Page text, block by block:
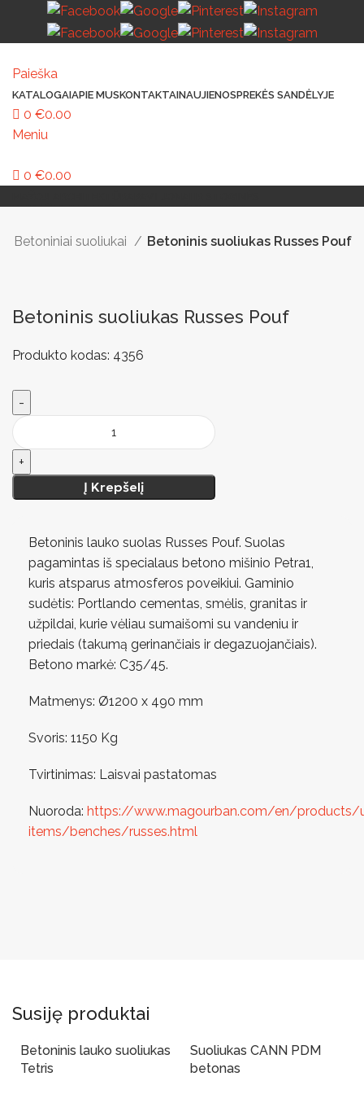
Paieška
KATALOGAIAPIE MUSKONTAKTAINAUJIENOSPREKĖS SANDĖLYJE
0 €0.00
Meniu
0 €0.00
VAIKŲ ŽAIDIMO AIKŠTELĖSLAUKO ŠVIESTUVAI
Betoniniai suoliukai Betoninis suoliukas Russes Pouf
Betoninis suoliukas Russes Pouf
Produkto kodas: 4356
Į Krepšelį
Betoninis lauko suolas Russes Pouf. Suolas
pagamintas iš specialaus betono mišinio Petra1,
kuris atsparus atmosferos poveikiui. Gaminio
sudėtis: Portlando cementas, smėlis, granitas ir
užpildai, kurie vėliau sumaišomi su vandeniu ir
priedais (takumą gerinančiais ir degazuojančiais).
Betono markė: C35/45.
Matmenys: Ø1200 x 490 mm
Svoris: 1150 Kg
Tvirtinimas: Laisvai pastatomas
Nuoroda: https://www.magourban.com/en/products/
items/benches/russes.html
Susiję produktai
Betoninis lauko suoliukas
Tetris
Suoliukas CANN PDM
betonas